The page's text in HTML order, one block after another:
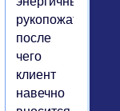
рукопожатием,
после
чего
клиент
навечно